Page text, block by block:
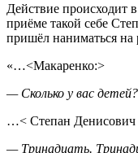
Действие происходит
приёме такой себе
пришёл наниматься на
«…<Макаренко:>
— Сколько у вас детей?
…< Степан Денисович
— Тринадцать.